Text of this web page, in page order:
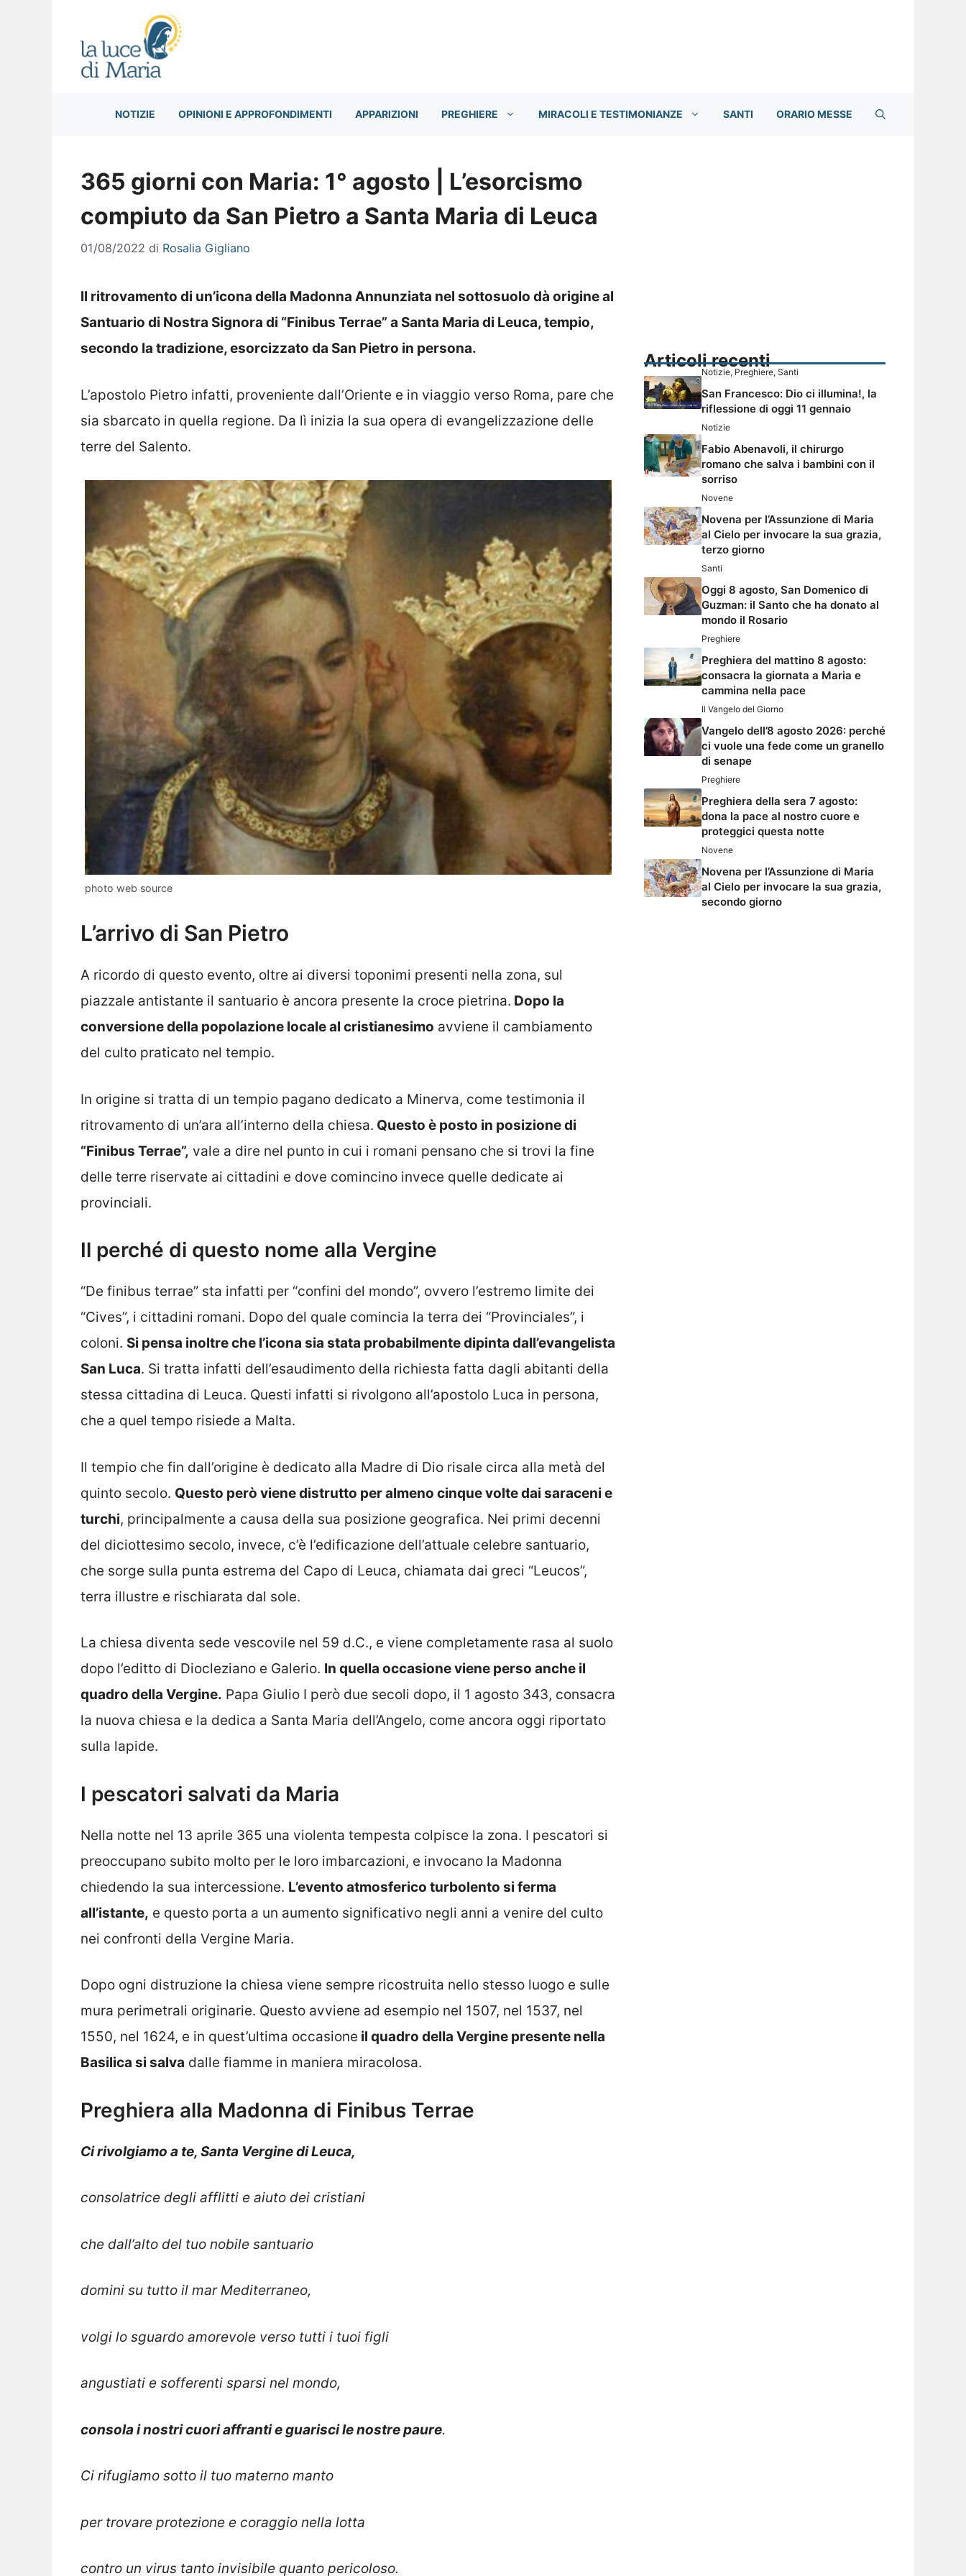
NOTIZIE OPINIONI E APPROFONDIMENTI APPARIZIONI PREGHIERE MIRACOLI E TESTIMONIANZE SANTI ORARIO MESSE
365 giorni con Maria: 1° agosto | L’esorcismo
compiuto da San Pietro a Santa Maria di Leuca
01/08/2022 di Rosalia Gigliano
Il ritrovamento di un’icona della Madonna Annunziata nel sottosuolo dà origine al
Santuario di Nostra Signora di “Finibus Terrae” a Santa Maria di Leuca, tempio,
secondo la tradizione, esorcizzato da San Pietro in persona.
L’apostolo Pietro infatti, proveniente dall’Oriente e in viaggio verso Roma, pare che
sia sbarcato in quella regione. Da lì inizia la sua opera di evangelizzazione delle
terre del Salento.
photo web source
L’arrivo di San Pietro
A ricordo di questo evento, oltre ai diversi toponimi presenti nella zona, sul
piazzale antistante il santuario è ancora presente la croce pietrina. Dopo la
conversione della popolazione locale al cristianesimo avviene il cambiamento
del culto praticato nel tempio.
In origine si tratta di un tempio pagano dedicato a Minerva, come testimonia il
ritrovamento di un’ara all’interno della chiesa. Questo è posto in posizione di
“Finibus Terrae”, vale a dire nel punto in cui i romani pensano che si trovi la fine
delle terre riservate ai cittadini e dove comincino invece quelle dedicate ai
provinciali.
Il perché di questo nome alla Vergine
“De finibus terrae” sta infatti per “confini del mondo”, ovvero l’estremo limite dei
“Cives”, i cittadini romani. Dopo del quale comincia la terra dei “Provinciales”, i
coloni. Si pensa inoltre che l’icona sia stata probabilmente dipinta dall’evangelista
San Luca. Si tratta infatti dell’esaudimento della richiesta fatta dagli abitanti della
stessa cittadina di Leuca. Questi infatti si rivolgono all’apostolo Luca in persona,
che a quel tempo risiede a Malta.
Il tempio che fin dall’origine è dedicato alla Madre di Dio risale circa alla metà del
quinto secolo. Questo però viene distrutto per almeno cinque volte dai saraceni e
turchi, principalmente a causa della sua posizione geografica. Nei primi decenni
del diciottesimo secolo, invece, c’è l’edificazione dell’attuale celebre santuario,
che sorge sulla punta estrema del Capo di Leuca, chiamata dai greci “Leucos”,
terra illustre e rischiarata dal sole.
La chiesa diventa sede vescovile nel 59 d.C., e viene completamente rasa al suolo
dopo l’editto di Diocleziano e Galerio. In quella occasione viene perso anche il
quadro della Vergine. Papa Giulio I però due secoli dopo, il 1 agosto 343, consacra
la nuova chiesa e la dedica a Santa Maria dell’Angelo, come ancora oggi riportato
sulla lapide.
I pescatori salvati da Maria
Nella notte nel 13 aprile 365 una violenta tempesta colpisce la zona. I pescatori si
preoccupano subito molto per le loro imbarcazioni, e invocano la Madonna
chiedendo la sua intercessione. L’evento atmosferico turbolento si ferma
all’istante, e questo porta a un aumento significativo negli anni a venire del culto
nei confronti della Vergine Maria.
Dopo ogni distruzione la chiesa viene sempre ricostruita nello stesso luogo e sulle
mura perimetrali originarie. Questo avviene ad esempio nel 1507, nel 1537, nel
1550, nel 1624, e in quest’ultima occasione il quadro della Vergine presente nella
Basilica si salva dalle fiamme in maniera miracolosa.
Preghiera alla Madonna di Finibus Terrae
Ci rivolgiamo a te, Santa Vergine di Leuca,
consolatrice degli afflitti e aiuto dei cristiani
che dall’alto del tuo nobile santuario
domini su tutto il mar Mediterraneo,
volgi lo sguardo amorevole verso tutti i tuoi figli
angustiati e sofferenti sparsi nel mondo,
consola i nostri cuori affranti e guarisci le nostre paure.
Ci rifugiamo sotto il tuo materno manto
per trovare protezione e coraggio nella lotta
contro un virus tanto invisibile quanto pericoloso.
Articoli recenti
Notizie, Preghiere, Santi
San Francesco: Dio ci illumina!, la
riflessione di oggi 11 gennaio
Notizie
Fabio Abenavoli, il chirurgo
romano che salva i bambini con il
sorriso
Novene
Novena per l’Assunzione di Maria
al Cielo per invocare la sua grazia,
terzo giorno
Santi
Oggi 8 agosto, San Domenico di
Guzman: il Santo che ha donato al
mondo il Rosario
Preghiere
Preghiera del mattino 8 agosto:
consacra la giornata a Maria e
cammina nella pace
Il Vangelo del Giorno
Vangelo dell’8 agosto 2026: perché
ci vuole una fede come un granello
di senape
Preghiere
Preghiera della sera 7 agosto:
dona la pace al nostro cuore e
proteggici questa notte
Novene
Novena per l’Assunzione di Maria
al Cielo per invocare la sua grazia,
secondo giorno